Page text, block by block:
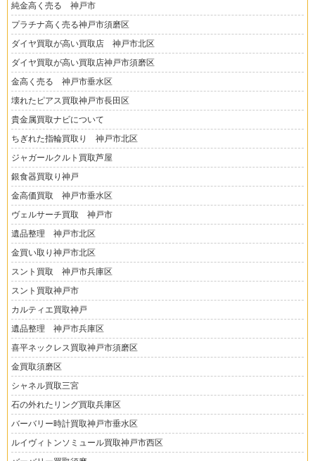
純金高く売る 神戸市
プラチナ高く売る神戸市須磨区
ダイヤ買取が高い買取店 神戸市北区
ダイヤ買取が高い買取店神戸市須磨区
金高く売る 神戸市垂水区
壊れたピアス買取神戸市長田区
貴金属買取ナビについて
ちぎれた指輪買取り 神戸市北区
ジャガールクルト買取芦屋
銀食器買取り神戸
金高価買取 神戸市垂水区
ヴェルサーチ買取 神戸市
遺品整理 神戸市北区
金買い取り神戸市北区
スント買取 神戸市兵庫区
スント買取神戸市
カルティエ買取神戸
遺品整理 神戸市兵庫区
喜平ネックレス買取神戸市須磨区
金買取須磨区
シャネル買取三宮
石の外れたリング買取兵庫区
バーバリー時計買取神戸市垂水区
ルイヴィトンソミュール買取神戸市西区